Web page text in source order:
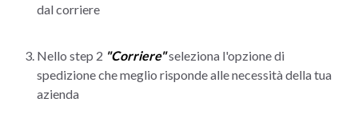
dal corriere
Nello step 2 "Corriere"seleziona l'opzione di
spedizione che meglio risponde alle necessità della tua
azienda